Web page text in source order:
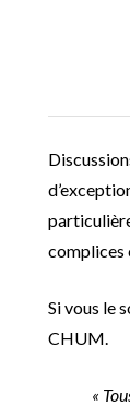
complices
Si vous le
CHUM.
«